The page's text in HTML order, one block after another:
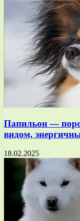
Папильон —
видом,
18.02.2025